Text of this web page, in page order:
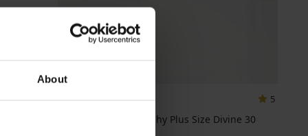
About
5
Samodržiace pančuchy Plus Size Divine 30